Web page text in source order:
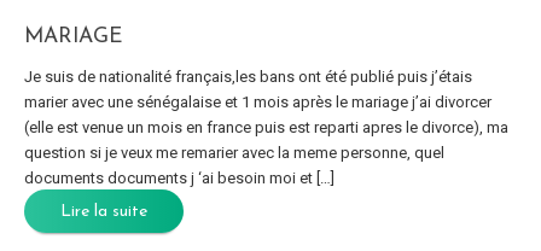
MARIAGE
Je suis de nationalité français,les bans ont été publié puis j’étais
marier avec une sénégalaise et 1 mois après le mariage j’ai divorcer
(elle est venue un mois en france puis est reparti apres le divorce), ma
question si je veux me remarier avec la meme personne, quel
documents documents j ‘ai besoin moi et […]
Lire la suite